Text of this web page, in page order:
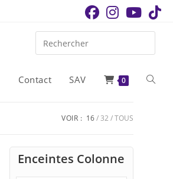
Contact SAV 0 Toggle
VOIR : 16 32 TOUS
Enceintes Colonne